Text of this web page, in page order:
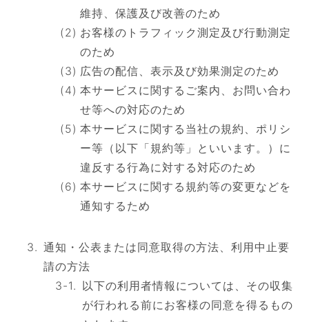
維持、保護及び改善のため
お客様のトラフィック測定及び行動測定
のため
広告の配信、表示及び効果測定のため
本サービスに関するご案内、お問い合わ
せ等への対応のため
本サービスに関する当社の規約、ポリシ
ー等（以下「規約等」といいます。）に
違反する行為に対する対応のため
本サービスに関する規約等の変更などを
通知するため
通知・公表または同意取得の方法、利用中止要
請の方法
以下の利用者情報については、その収集
が行われる前にお客様の同意を得るもの